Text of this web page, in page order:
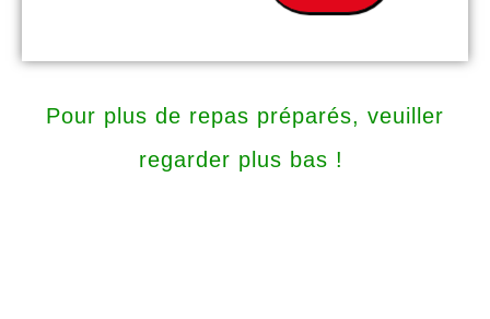
Pour plus de repas préparés, veuiller
regarder plus bas !